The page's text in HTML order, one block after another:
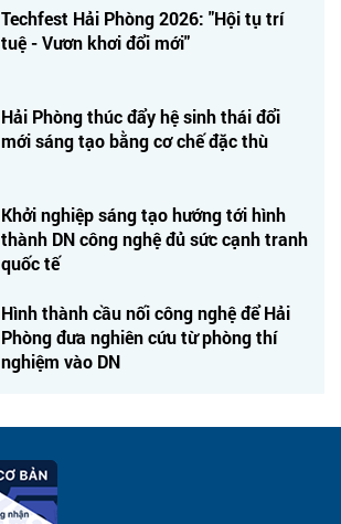
Techfest Hải Phòng 2026: "Hội tụ trí
tuệ - Vươn khơi đổi mới"
Hải Phòng thúc đẩy hệ sinh thái đổi
mới sáng tạo bằng cơ chế đặc thù
Khởi nghiệp sáng tạo hướng tới hình
thành DN công nghệ đủ sức cạnh tranh
quốc tế
Hình thành cầu nối công nghệ để Hải
Phòng đưa nghiên cứu từ phòng thí
nghiệm vào DN